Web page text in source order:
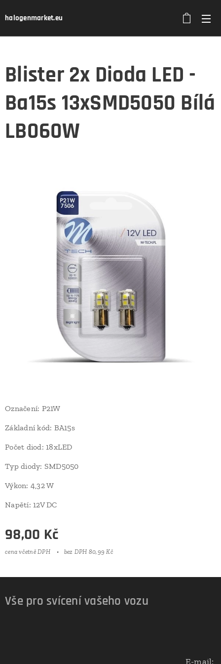
halogenmarket.eu
Blister 2x Dioda LED -
Ba15s 13xSMD5050 Bílá
LB060W
Označení: P21W
Základní kód: BA15s
Počet diod: 18xLED
Typ diody: SMD5050
Výkon: 4,32 W
Napětí: 12V DC
98,00 Kč
cena včetně DPH bez DPH 80,99 Kč
Vše pro svícení vašeho vozu
E-mail: